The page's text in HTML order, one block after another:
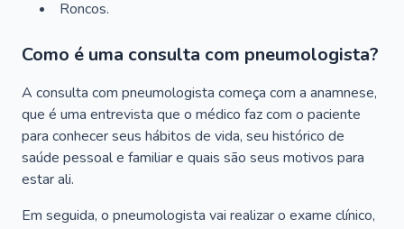
Roncos.
Como é uma consulta com pneumologista?
A consulta com pneumologista começa com a anamnese,
que é uma entrevista que o médico faz com o paciente
para conhecer seus hábitos de vida, seu histórico de
saúde pessoal e familiar e quais são seus motivos para
estar ali.
Em seguida, o pneumologista vai realizar o exame clínico,